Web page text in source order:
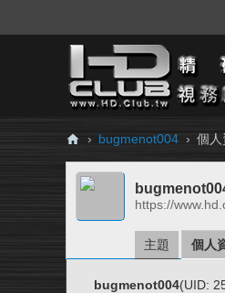
H
Cl
› bugmenot004 › 個人
https://
主題 個人
bugmenot004(UID: